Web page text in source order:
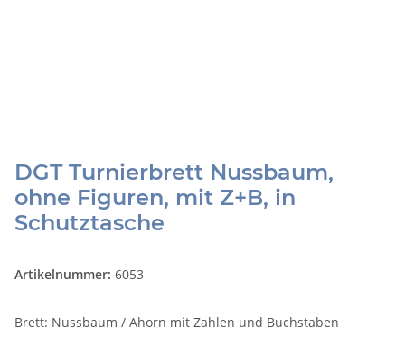
DGT Turnierbrett Nussbaum,
ohne Figuren, mit Z+B, in
Schutztasche
Artikelnummer: 6053
Brett: Nussbaum / Ahorn mit Zahlen und Buchstaben